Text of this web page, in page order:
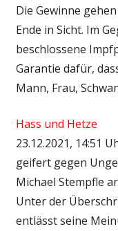
Die Gewinne
Ende in Sicht. Im
beschlossene
Garantie dafür,
Mann, Frau,
Hass und Hetze
23.12.2021, 14:51
geifert gegen
Michael Stempfle
Unter der
entlässt seine